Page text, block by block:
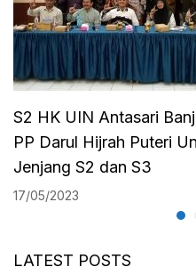
S2 HK UIN Antasari
PP Darul Hijrah Puteri
Jenjang S2 dan S3
17/05/2023
LATEST POSTS